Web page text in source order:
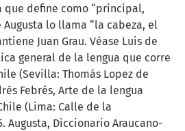
que define como “principal,
Augusta lo llama “la cabeza, el
Juan Grau. Véase Luis de
general de la lengua que corre
(Sevilla: Thomás Lopez de
Febrés, Arte de la lengua
(Lima: Calle de la
Augusta, Diccionario Araucano-